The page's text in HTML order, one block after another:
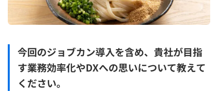
今回のジョブカン導入を含め、貴社が目指
す業務効率化やDXへの思いについて教えて
ください。